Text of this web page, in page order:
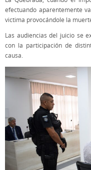
efectuando aparentemente
victima provocándole la
Las audiencias del juicio se
con la participación de
causa.